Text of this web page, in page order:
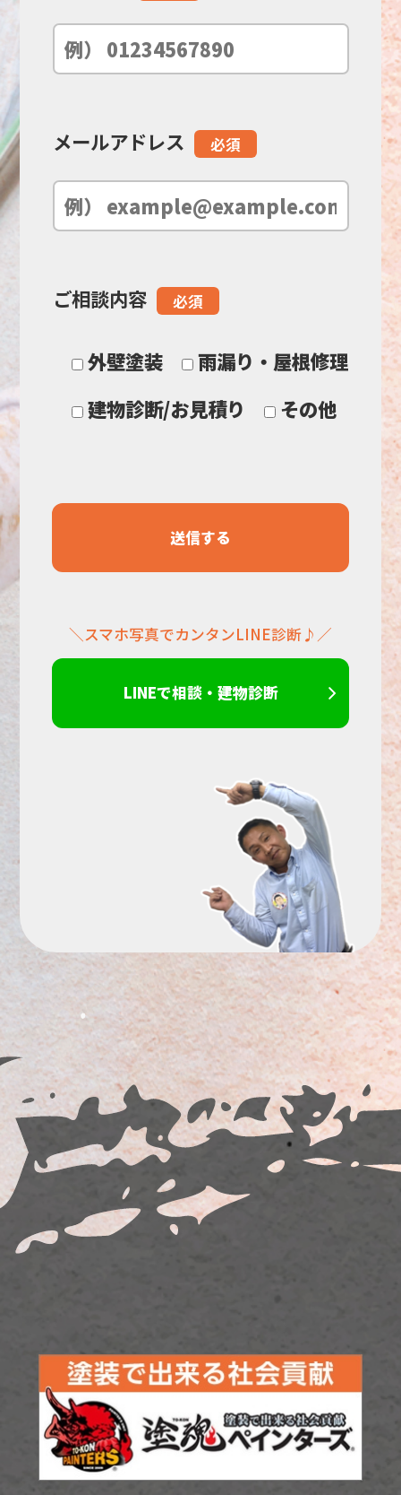
ル
空
ま
メールアドレス 必須
ご相談内容 必須
外壁塗装
雨漏り・屋根修理
建物診断/お見積り
その他
＼スマホ写真でカンタンLINE診断♪／
LINEで相談・建物診断